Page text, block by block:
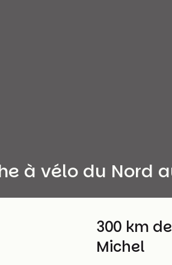
à vélo du Nord
300 km
Michel